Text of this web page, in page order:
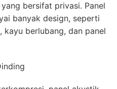
bersifat privasi. Panel
banyak design, seperti
kayu berlubang, dan panel